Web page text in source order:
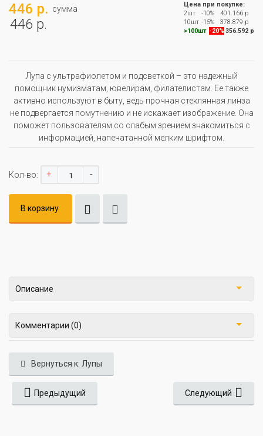
446 р. сумма
446 р.
Цена при покупке:
2шт
-10%
401.166 р
10шт -15%
378.879 р
>100шт -20% 356.592 р
Лупа с ультрафиолетом и подсветкой – это надежный
помощник нумизматам, ювелирам, филателистам. Ее также
активно используют в быту, ведь прочная стеклянная линза
не подвергается помутнению и не искажает изображение. Она
поможет пользователям со слабым зрением знакомиться с
информацией, напечатанной мелким шрифтом.
Кол-во: + -
В корзину
Описание
Комментарии (0)
Вернуться к: Лупы
Предыдущий Следующий